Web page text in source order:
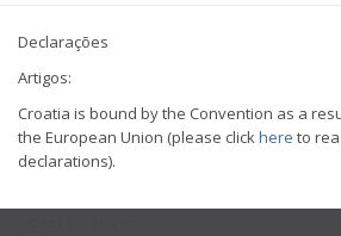
Declarações
Artigos:
Croatia is bound by the Convention as a
the European Union (please clickhere to
declarations).